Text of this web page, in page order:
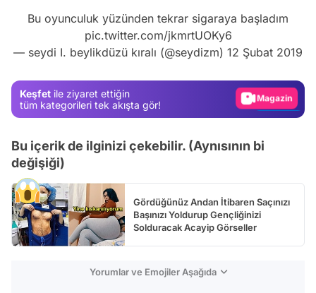
Bu oyunculuk yüzünden tekrar sigaraya başladım
pic.twitter.com/jkmrtUOKy6
— seydi I. beylikdüzü kıralı (@seydizm) 12 Şubat 2019
Keşfet ile ziyaret ettiğin
tüm kategorileri tek akışta gör!
Gündem
Video
Bu içerik de ilginizi çekebilir. (Aynısının bi
değişiği)
Gördüğünüz Andan İtibaren Saçınızı
Başınızı Yoldurup Gençliğinizi
Solduracak Acayip Görseller
Yorumlar ve Emojiler Aşağıda